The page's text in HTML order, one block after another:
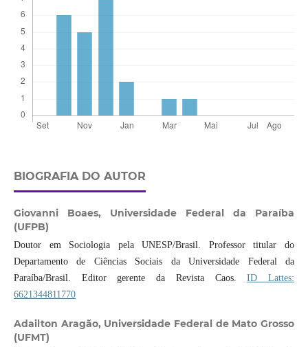
BIOGRAFIA DO AUTOR
Giovanni Boaes, Universidade Federal da Paraíba
(UFPB)
Doutor em Sociologia pela UNESP/Brasil. Professor titular do
Departamento de Ciências Sociais da Universidade Federal da
Paraíba/Brasil. Editor gerente da Revista Caos.ID Lattes:
6621344811770
Adailton Aragão, Universidade Federal de Mato Grosso
(UFMT)